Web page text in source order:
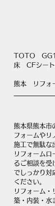
TOTO　GG1
床　CFシー
熊本　リフォ
熊本県熊本市
フォームやリ
施工で無駄な
リフォームロ
るご相談を受
でしっかり対
ください。
リフォーム・
築・内装・水